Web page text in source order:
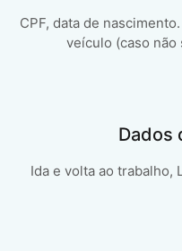
CPF, data de
veículo (caso
Dados
Ida e volta ao trabalho,